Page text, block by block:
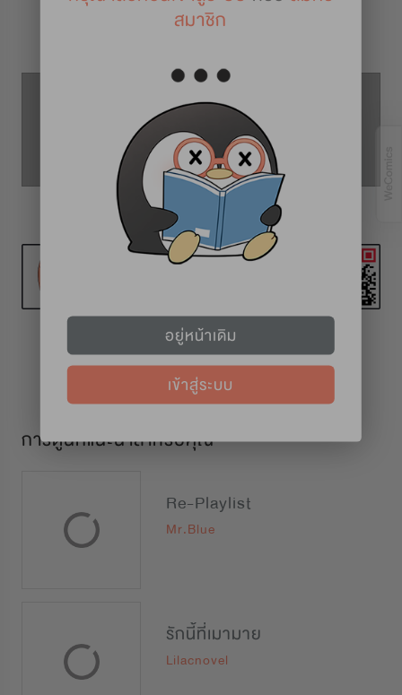
รายละเอียดการ์ตูน
ตอนที่ 65
การ์ตูนที่แนะนำสำหรับคุณ
Re-Playlist
Mr.Blue
รักนี้ที่เมามาย
Lilacnovel
สมาชิก
อยู่หน้าเดิม
เข้าสู่ระบบ